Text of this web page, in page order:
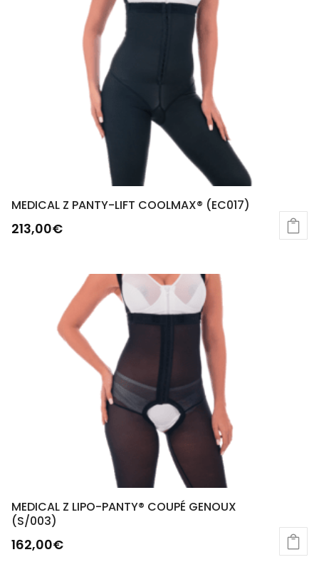
MEDICAL Z PANTY-LIFT COOLMAX® (EC017)
213,00€
MEDICAL Z LIPO-PANTY® COUPÉ GENOUX
(S/003)
162,00€